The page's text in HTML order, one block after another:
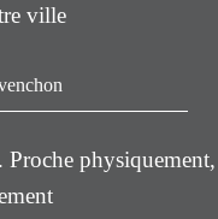
ville
Proche physiquement,